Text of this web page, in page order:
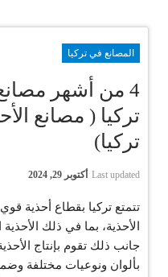
المصانع في تركيا
4 من أشهر
تركيا ( مصانع
تركيا)
Last updated أكتوبر 29, 2024
تتمتع تركيا بقطاع أحذية
الأحذية، بما في ذلك
جانب ذلك تقوم بإنتاج
بألوان ونوعيات مختلفة